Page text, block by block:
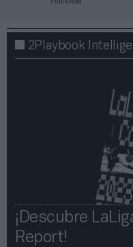
Publicidad
2Playbook
¡Descubre
Report!​​